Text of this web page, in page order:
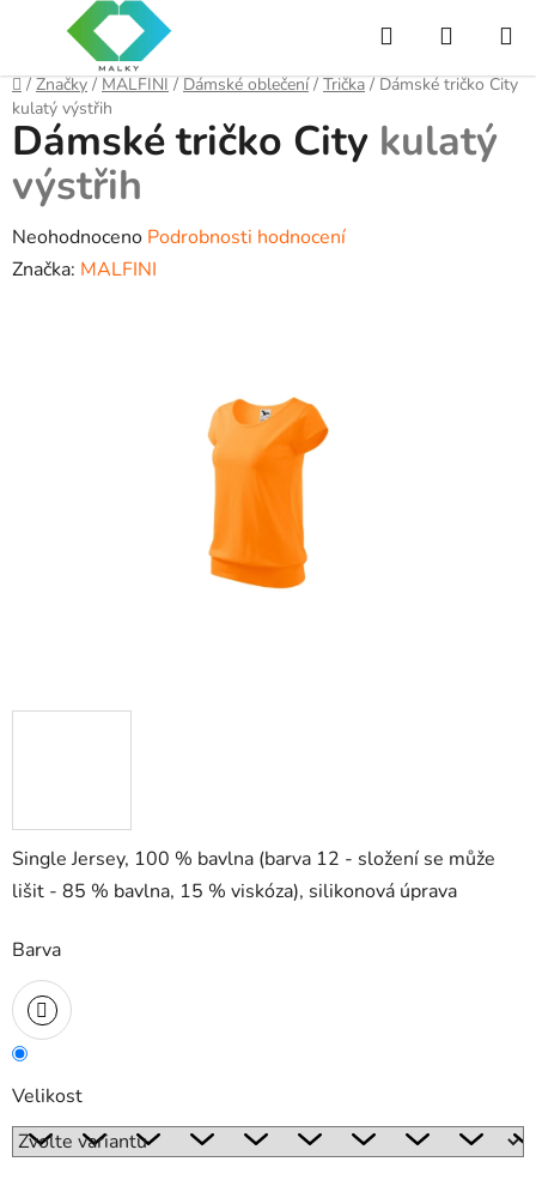
Hledat
KOŠÍK
Domů
/ Značky / MALFINI / Dámské oblečení / Trička / Dámské tričko City
kulatý výstřih
Single Jersey, 100 % bavlna (barva 12 - složení se může
lišit - 85 % bavlna, 15 % viskóza), silikonová úprava
Barva
Velikost
Dámské tričko City kulatý
výstřih
Průměrné
hodnocení
Neohodnoceno Podrobnosti hodnocení
Značka: MALFINI